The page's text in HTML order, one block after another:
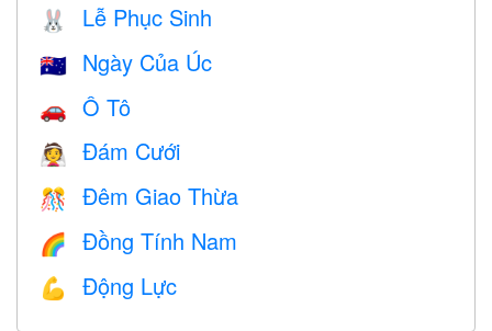
🐰 Lễ Phục Sinh
🇦🇺 Ngày Của Úc
🚗 Ô Tô
👰 Đám Cưới
🎊 Đêm Giao Thừa
🌈 Đồng Tính Nam
💪 Động Lực